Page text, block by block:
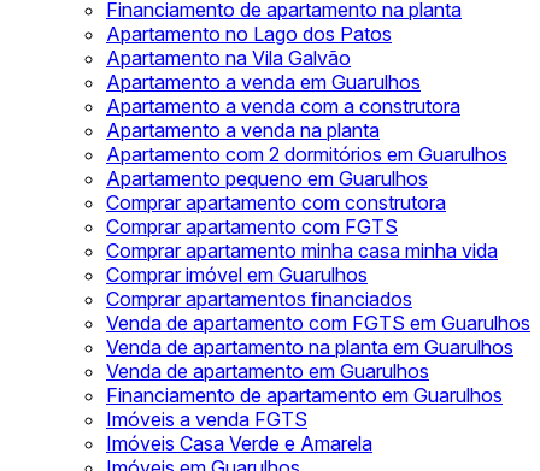
Financiamento de apartamento na planta
Apartamento no Lago dos Patos
Apartamento na Vila Galvão
Apartamento a venda em Guarulhos
Apartamento a venda com a construtora
Apartamento a venda na planta
Apartamento com 2 dormitórios em Guarulhos
Apartamento pequeno em Guarulhos
Comprar apartamento com construtora
Comprar apartamento com FGTS
Comprar apartamento minha casa minha vida
Comprar imóvel em Guarulhos
Comprar apartamentos financiados
Venda de apartamento com FGTS em Guarulhos
Venda de apartamento na planta em Guarulhos
Venda de apartamento em Guarulhos
Financiamento de apartamento em Guarulhos
Imóveis a venda FGTS
Imóveis Casa Verde e Amarela